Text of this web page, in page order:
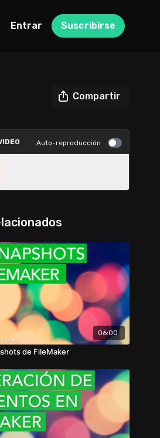
Entrar Suscribirse
Compartir
Auto-reproducción
06:00
de FileMaker